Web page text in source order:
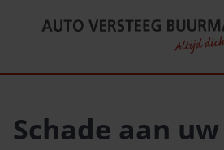
Schade aan